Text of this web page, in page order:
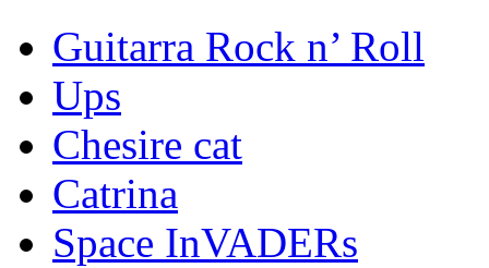
Guitarra Rock n’ Roll
Ups
Chesire cat
Catrina
Space InVADERs